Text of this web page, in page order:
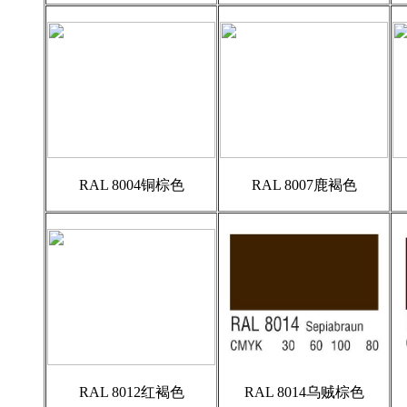
RAL 8004铜棕色 RAL 8007鹿褐色
RAL 8012红褐色 RAL 8014乌贼棕色